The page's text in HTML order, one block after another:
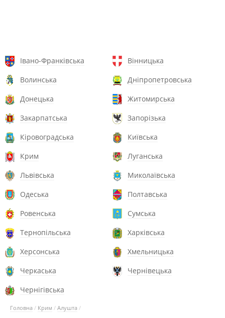
Івано-Франківська
Вінницька
Волинська
Дніпропетровська
Донецька
Житомирська
Закарпатська
Запорізька
Кіровоградська
Київська
Крим
Луганська
Львівська
Миколаївська
Одеська
Полтавська
Ровенська
Сумська
Тернопільська
Харківська
Херсонська
Хмельницька
Черкаська
Чернівецька
Чернігівська
Головна / Крим / Алушта /